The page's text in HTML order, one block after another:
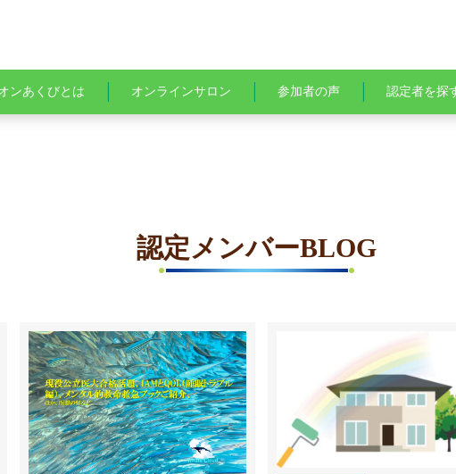
ンあくびとは オンラインサロン 参加者の声 認定者を探
認定メンバーBLOG